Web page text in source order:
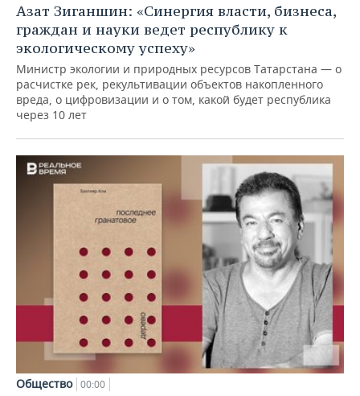
Азат Зиганшин: «Синергия власти, бизнеса,
граждан и науки ведет республику к
экологическому успеху»
Министр экологии и природных ресурсов Татарстана — о
расчистке рек, рекультивации объектов накопленного
вреда, о цифровизации и о том, какой будет республика
через 10 лет
Общество 00:00